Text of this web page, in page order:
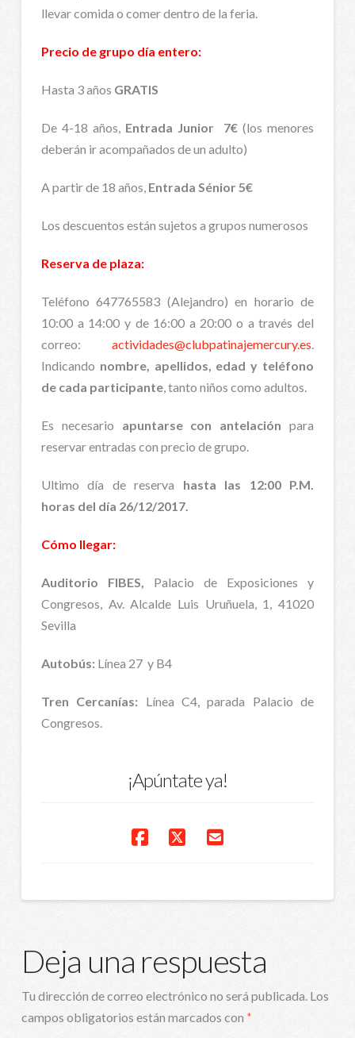
llevar comida o comer dentro de la feria.
Precio de grupo día entero:
Hasta 3 años GRATIS
De 4-18 años,Entrada Junior 7€(los menores
deberán ir acompañados de un adulto)
A partir de 18 años, Entrada Sénior 5€
Los descuentos están sujetos a grupos numerosos
Reserva de plaza:
Teléfono 647765583 (Alejandro) en horario de
10:00 a 14:00 y de 16:00 a 20:00 o a través del
correo:actividades@clubpatinajemercury.es.
Indicando nombre, apellidos, edad y teléfono
de cada participante, tanto niños como adultos.
Es necesario apuntarse con antelación para
reservar entradas con precio de grupo.
Ultimo día de reserva hasta las 12:00 P.M.
horas del día 26/12/2017.
Cómo llegar:
Auditorio FIBES, Palacio de Exposiciones y
Congresos, Av. Alcalde Luis Uruñuela, 1, 41020
Sevilla
Autobús: Línea 27 y B4
Tren Cercanías: Línea C4, parada Palacio de
Congresos.
¡Apúntate ya!
Deja una respuesta
Tu dirección de correo electrónico no será publicada. Los
campos obligatorios están marcados con *